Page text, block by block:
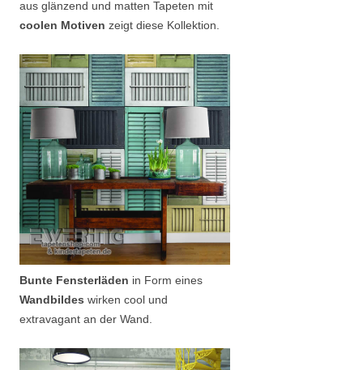
aus glänzend und matten Tapeten mit
coolen Motiven zeigt diese Kollektion.
Bunte Fensterläden in Form eines
Wandbildes wirken cool und
extravagant an der Wand.